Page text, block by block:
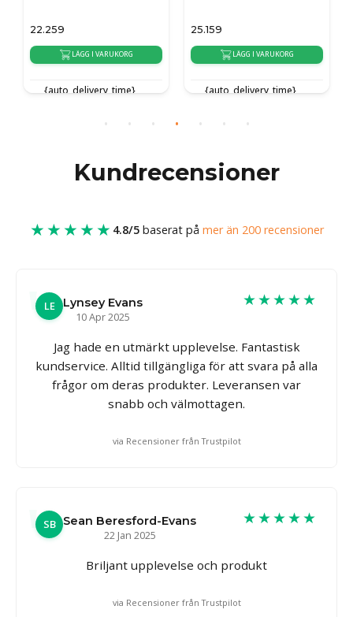
22.259
LÄGG I VARUKORG
{auto_delivery_time}
25.159
LÄGG I VARUKORG
{auto_delivery_time}
Kundrecensioner
★★★★★ 4.8/5baserat på mer än 200 recensioner
LE
Lynsey Evans
10 Apr 2025
★★★★★
Jag hade en utmärkt upplevelse. Fantastisk
kundservice. Alltid tillgängliga för att svara på alla
frågor om deras produkter. Leveransen var
snabb och välmottagen.
via Recensioner från Trustpilot
SB Sean Beresford-Evans
22 Jan 2025
★★★★★
Briljant upplevelse och produkt
via Recensioner från Trustpilot